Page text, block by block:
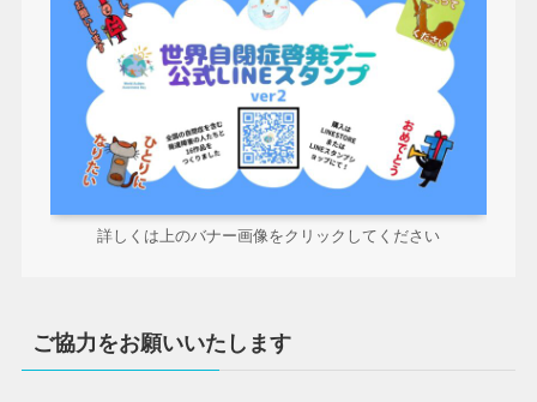
詳しくは上のバナー画像をクリックしてください
ご協力をお願いいたします